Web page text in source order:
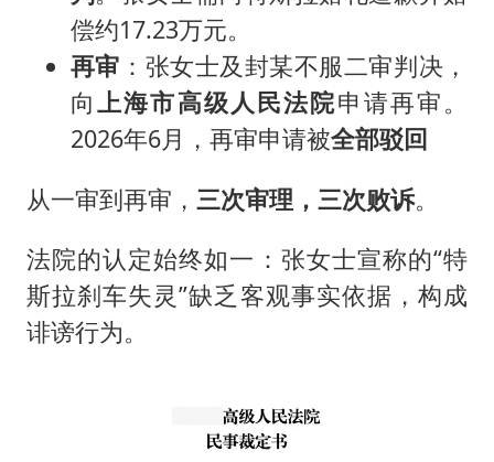
偿约17.23万元。
再审 ：张女士及封某不服二审判决，
向上海市高级人民法院申请再审。
2026年6月，再审申请被全部驳回
从一审到再审， 三次审理，三次败诉。
法院的认定始终如一：张女士宣称的“特
斯拉刹车失灵”缺乏客观事实依据，构成
诽谤行为。